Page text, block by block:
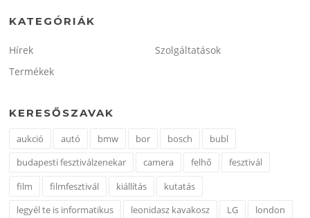
KATEGÓRIÁK
Hírek
Szolgáltatások
Termékek
KERESŐSZAVAK
aukció autó bmw bor bosch
bubl
budapesti fesztiválzenekar
camera felhő
fesztivál
film
filmfesztivál kiállítás
kutatás
legyél te is informatikus
leonidasz kavakosz LG
london